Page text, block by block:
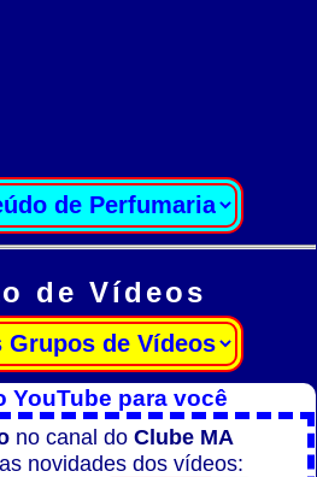
de Vídeos
YouTube para você
no canal doClube MA
novidades dos vídeos: